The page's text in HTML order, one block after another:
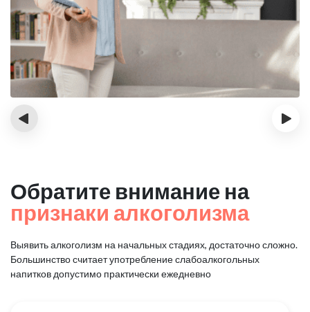
‹ ›
Обратите внимание на
признаки алкоголизма
Выявить алкоголизм на начальных стадиях, достаточно сложно.
Большинство считает употребление слабоалкогольных
напитков допустимо практически ежедневно